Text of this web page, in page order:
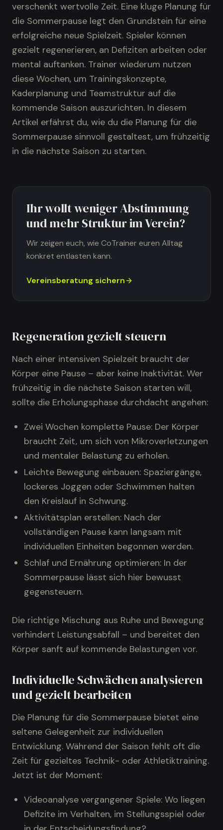
verschenkt wertvolle Zeit. Eine kluge Planung für
die Sommerpause legt den Grundstein für eine
erfolgreiche neue Spielzeit. Spieler können
gezielt regenerieren, an Defiziten arbeiten oder
mental auftanken. Trainer wiederum nutzen
diese Wochen, um Trainingskonzepte,
Kaderplanung und Teamstruktur auf die
kommende Saison auszurichten. In diesem
Artikel erfährst du, wie du die Planung für die
Sommerpause sinnvoll gestaltest, um frühzeitig
in die nächste Saison zu starten.
Ihr wollt weniger Abstimmung
und mehr Struktur im Verein?
Wir zeigen euch, wie CoTrainer euren Alltag
konkret entlasten kann.
Vereinsberatung sichern
Regeneration gezielt steuern
Nach einer intensiven Spielzeit braucht der
Körper eine Pause – aber keine Inaktivität. Wer
frühzeitig in die nächste Saison starten will,
sollte die Erholungsphase durchdacht angehen:
Zwei Wochen komplette Pause: Der Körper
braucht Zeit, um sich von Mikroverletzungen
und mentaler Belastung zu erholen.
Leichte Bewegung einbauen: Spaziergänge,
lockeres Joggen oder Schwimmen halten
den Kreislauf in Schwung.
Aktivitätsplan erstellen: Nach der
vollständigen Pause kann langsam mit
individuellen Einheiten begonnen werden.
Schlaf und Ernährung optimieren: In der
Sommerpause lässt sich hier bewusst
gegensteuern.
Die richtige Mischung aus Ruhe und Bewegung
verhindert Leistungsabfall – und bereitet den
Körper sanft auf kommende Belastungen vor.
Individuelle Schwächen analysieren
und gezielt bearbeiten
Die Planung für die Sommerpause bietet eine
seltene Gelegenheit zur individuellen
Entwicklung. Während der Saison fehlt oft die
Zeit für gezieltes Technik- oder Athletiktraining.
Jetzt ist der Moment:
Videoanalyse vergangener Spiele: Wo liegen
Defizite im Verhalten, im Stellungsspiel oder